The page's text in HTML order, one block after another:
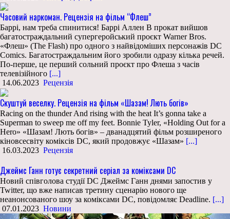
Часовий наркоман. Рецензія на фільм “Флеш”
Баррі, нам треба спинитися! Баррі Аллен В прокат вийшов
багатостраждальний супергеройський проєкт Warner Bros.
«Флеш» (The Flash) про одного з найвідоміших персонажів DC
Comics. Багатостраждальним його зробили одразу кілька речей.
По-перше, це перший сольний проєкт про Флеша з часів
телевізійного [...]
14.06.2023 Рецензія
Скуштуй веселку. Рецензія на фільм «Шазам! Лють богів»
Racing on the thunder And rising with the heat It’s gonna take a
Superman to sweep me off my feet. Bonnie Tyler, «Holding Out for a
Hero» «Шазам! Лють богів» – дванадцятий фільм розширеного
кіновсесвіту коміксів DC, який продовжує «Шазам» [...]
16.03.2023 Рецензія
Джеймс Ганн готує секретний серіал за коміксами DC
Новий співголова студії DC Джеймс Ганн днями запостив у
Twitter, що вже написав третину сценарію нового ще
неанонсованого шоу за коміксами DC, повідомляє Deadline. [...]
07.01.2023 Новини